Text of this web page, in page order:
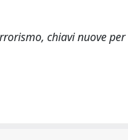
chiavi nuove